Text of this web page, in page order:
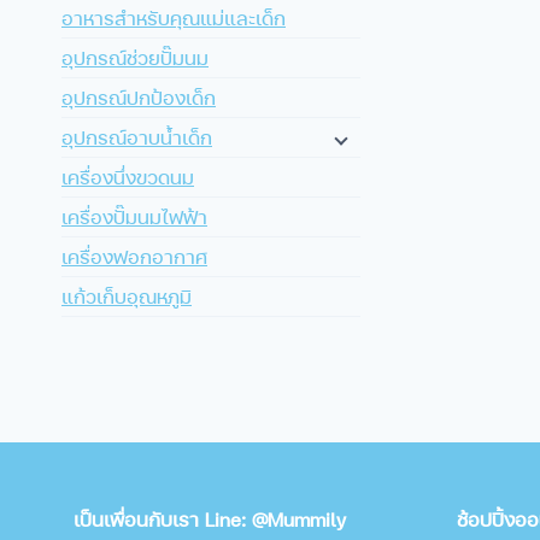
อาหารสำหรับคุณแม่และเด็ก
อุปกรณ์ช่วยปั๊มนม
อุปกรณ์ปกป้องเด็ก
อุปกรณ์อาบน้ำเด็ก
เครื่องนึ่งขวดนม
เครื่องปั๊มนมไฟฟ้า
เครื่องฟอกอากาศ
แก้วเก็บอุณหภูมิ
เป็นเพื่อนกับเรา Line: @Mummily ช้อปปิ้งอ